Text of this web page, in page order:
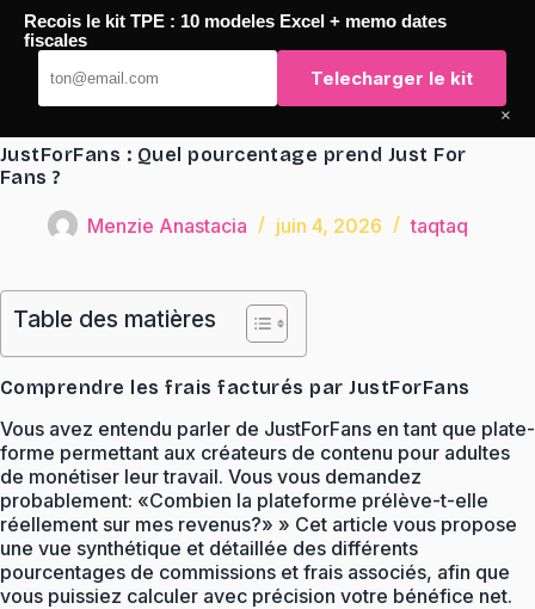
Passer
contenu
TaqTaq
JustForFans : Quel pourcentage prend Just For
Fans ?
Menzie Anastacia juin 4, 2026 taqtaq
Table des matières
Comprendre les frais facturés par JustForFans
Vous avez entendu parler de JustForFans en tant que plate-
forme permettant aux créateurs de contenu pour adultes
de monétiser leur travail. Vous vous demandez
probablement: «Combien la plateforme prélève-t-elle
réellement sur mes revenus?» » Cet article vous propose
une vue synthétique et détaillée des différents
pourcentages de commissions et frais associés, afin que
vous puissiez calculer avec précision votre bénéfice net.
Recois le kit TPE : 10 modeles Excel + memo dates
fiscales
Telecharger le kit
×